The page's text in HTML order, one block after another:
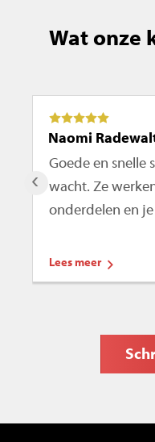
Wat onze
Goede en snelle
wacht. Ze
onderdelen en
Lees meer
Naomi
‹